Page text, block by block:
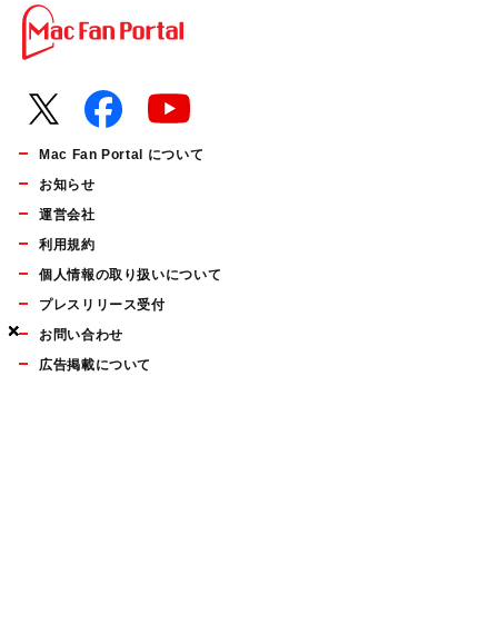
×
×
×
Mac Fan Portal について
お知らせ
運営会社
利用規約
個人情報の取り扱いについて
プレスリリース受付
お問い合わせ
広告掲載について